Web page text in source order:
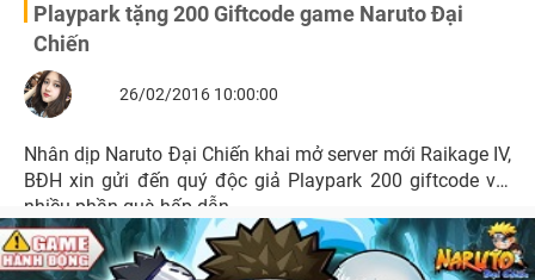
Playpark tặng 200 Giftcode game Naruto Đại
Chiến
26/02/2016 10:00:00
Nhân dịp Naruto Đại Chiến khai mở server mới Raikage IV,
BĐH xin gửi đến quý độc giả Playpark 200 giftcode với
nhiều phần quà hấp dẫn.